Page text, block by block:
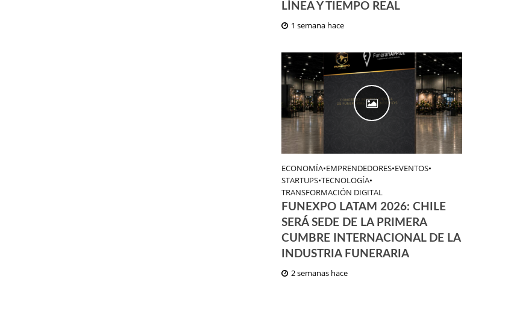
LÍNEA Y TIEMPO REAL
1 semana hace
ECONOMÍA•EMPRENDEDORES•EVENTOS•
STARTUPS•TECNOLOGÍA•
TRANSFORMACIÓN DIGITAL
FUNEXPO LATAM 2026: CHILE
SERÁ SEDE DE LA PRIMERA
CUMBRE INTERNACIONAL DE LA
INDUSTRIA FUNERARIA
2 semanas hace